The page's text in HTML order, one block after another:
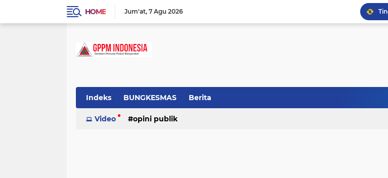
HOME Jum'at 7 Agu 2026
Indeks BUNGKESMAS Berita
Budaya Covid-19 Donor Darah
Video opini publik